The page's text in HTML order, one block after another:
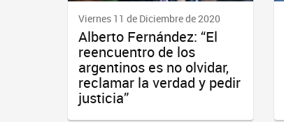
Viernes 11 de Diciembre de 2020
Alberto Fernández: “El
reencuentro de los
argentinos es no olvidar,
reclamar la verdad y pedir
justicia”